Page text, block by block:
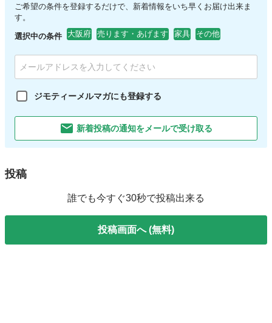
ご希望の条件を登録するだけで、新着情報をいち早くお届け出来ま
す。
選択中の条件 大阪府 売ります・あげます 家具 その他
ジモティーメルマガにも登録する
新着投稿の通知をメールで受け取る
投稿
誰でも今すぐ30秒で投稿出来る
投稿画面へ (無料)